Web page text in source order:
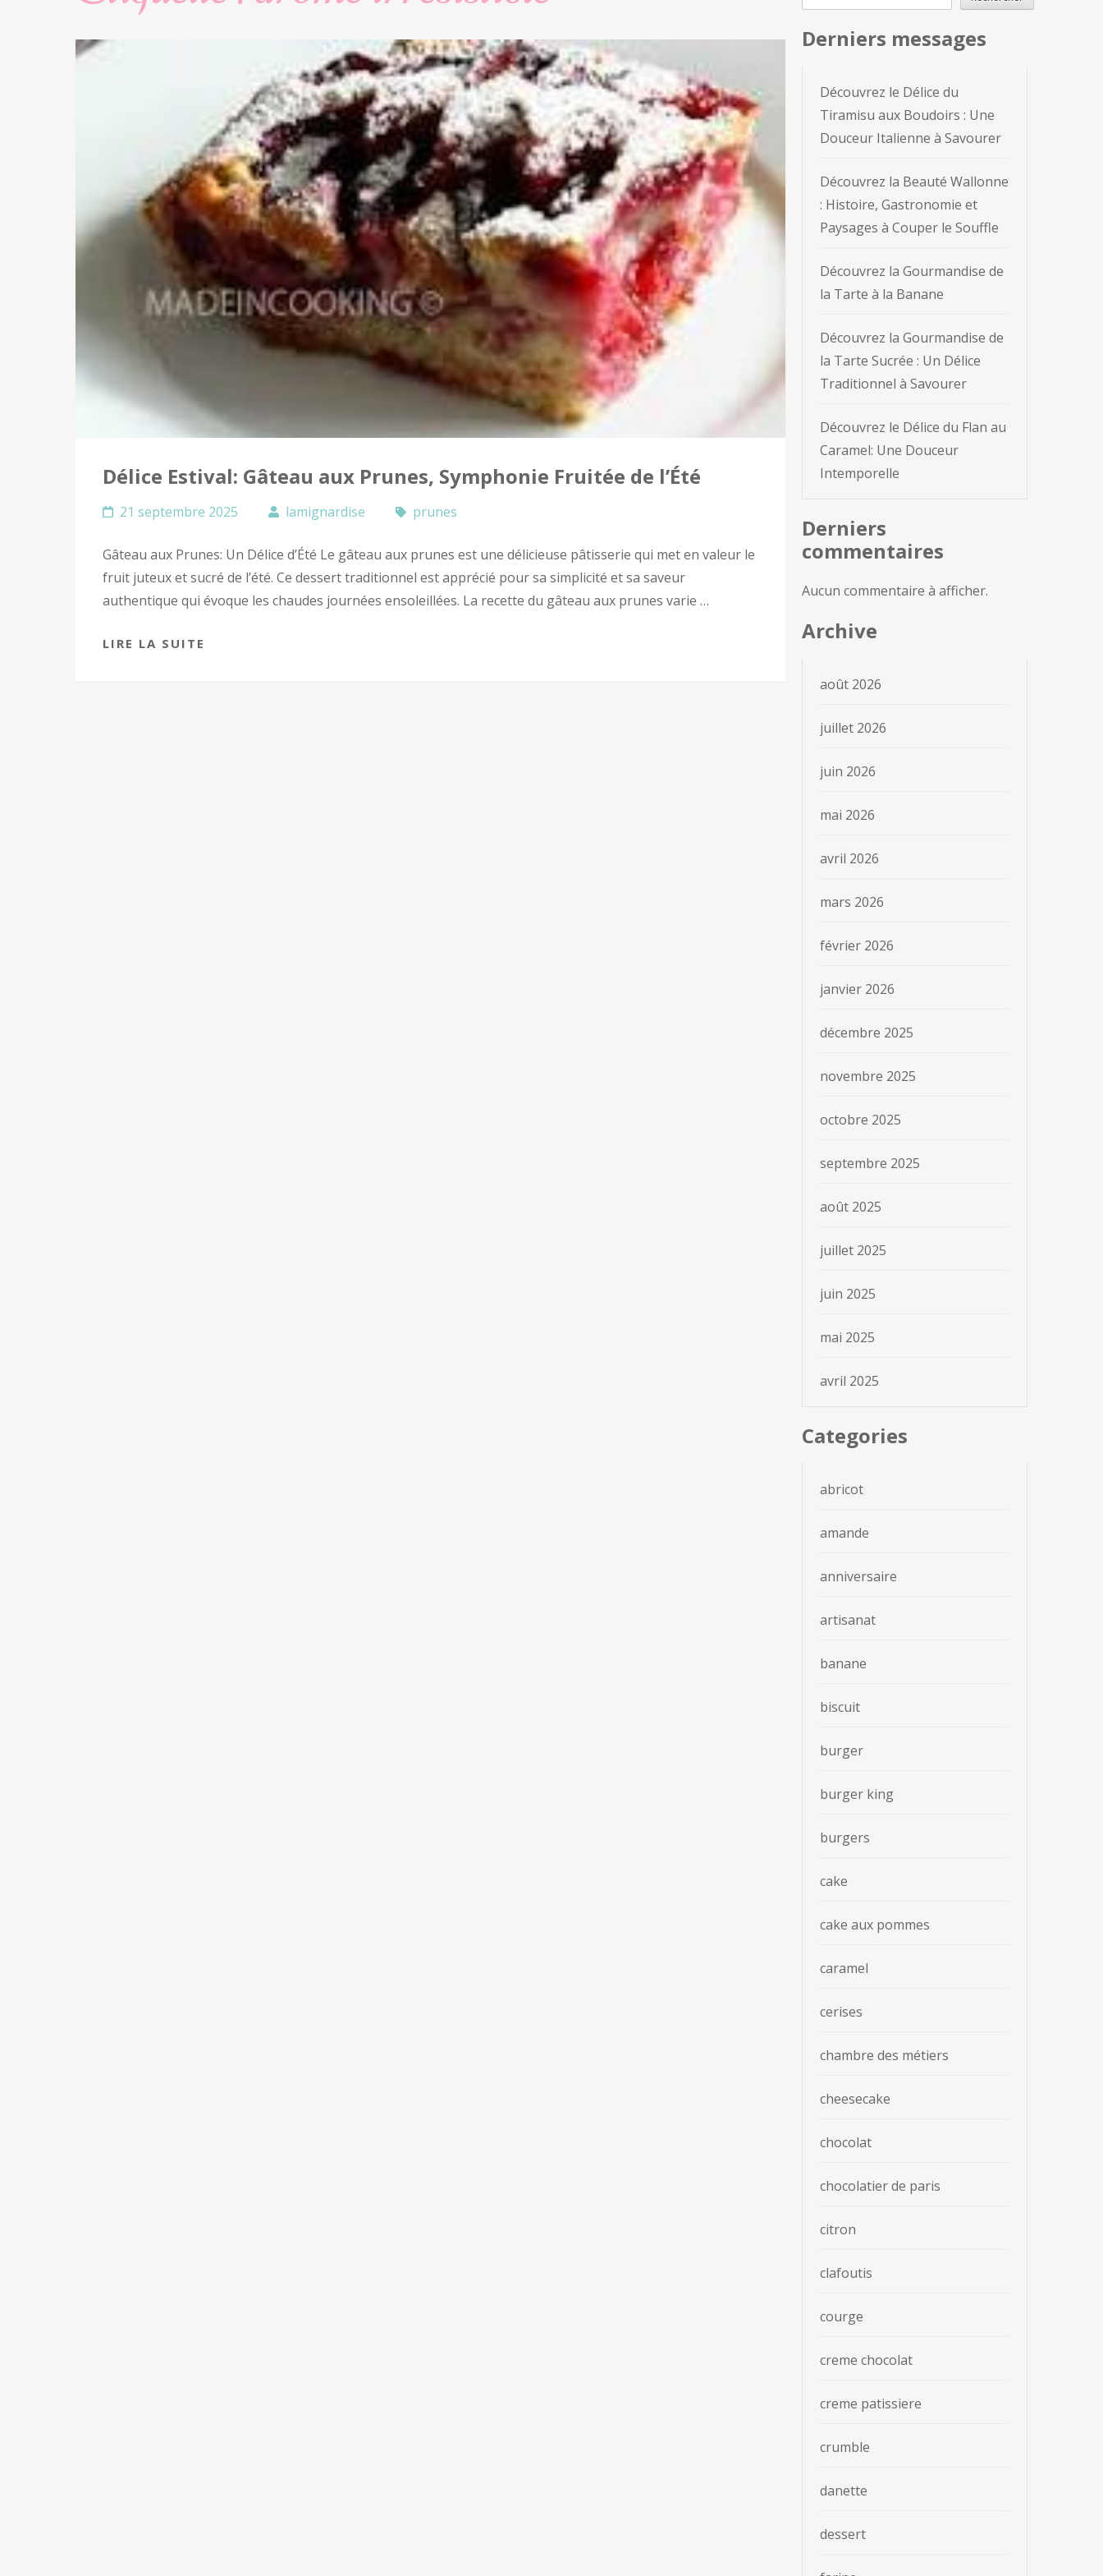
Délice Estival: Gâteau aux Prunes, Symphonie Fruitée de l’Été
21 septembre 2025 lamignardise prunes
Gâteau aux Prunes: Un Délice d’Été Le gâteau aux prunes est une délicieuse pâtisserie qui met en valeur le
fruit juteux et sucré de l’été. Ce dessert traditionnel est apprécié pour sa simplicité et sa saveur
authentique qui évoque les chaudes journées ensoleillées. La recette du gâteau aux prunes varie …
LIRE LA SUITE
Derniers messages
Découvrez le Délice du
Tiramisu aux Boudoirs : Une
Douceur Italienne à Savourer
Découvrez la Beauté Wallonne
: Histoire, Gastronomie et
Paysages à Couper le Souffle
Découvrez la Gourmandise de
la Tarte à la Banane
Découvrez la Gourmandise de
la Tarte Sucrée : Un Délice
Traditionnel à Savourer
Découvrez le Délice du Flan au
Caramel: Une Douceur
Intemporelle
Derniers
commentaires
Aucun commentaire à afficher.
Archive
août 2026
juillet 2026
juin 2026
mai 2026
avril 2026
mars 2026
février 2026
janvier 2026
décembre 2025
novembre 2025
octobre 2025
septembre 2025
août 2025
juillet 2025
juin 2025
mai 2025
avril 2025
Categories
abricot
amande
anniversaire
artisanat
banane
biscuit
burger
burger king
burgers
cake
cake aux pommes
caramel
cerises
chambre des métiers
cheesecake
chocolat
chocolatier de paris
citron
clafoutis
courge
creme chocolat
creme patissiere
crumble
danette
dessert